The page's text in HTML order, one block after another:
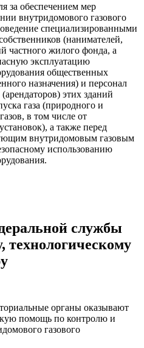
за обеспечением мер
внутридомового газового
специализированными
(нанимателей,
частного жилого фонда, а
эксплуатацию
общественных
назначения) и персонал
этих зданий
газа (природного и
в том числе от
а также перед
внутридомовым газовым
использованию
службы
технологическому
органы оказывают
помощь по контролю и
газового